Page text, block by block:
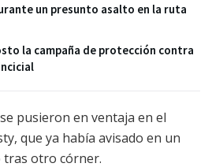
un presunto asalto en la ruta
la campaña de protección contra
pusieron en ventaja en el
que ya había avisado en un
otro córner.